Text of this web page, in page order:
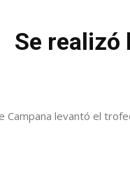
Se realizó
Campana levantó el